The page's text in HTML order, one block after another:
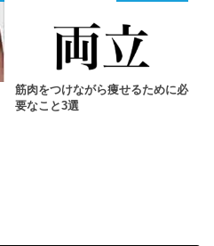
筋肉をつけながら痩せるために必
要なこと3選